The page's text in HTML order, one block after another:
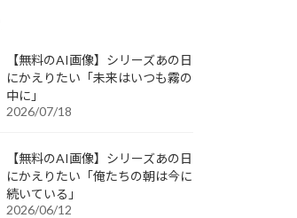
【無料のAI画像】シリーズあの日
にかえりたい「未来はいつも霧の
中に」
2026/07/18
【無料のAI画像】シリーズあの日
にかえりたい「俺たちの朝は今に
続いている」
2026/06/12